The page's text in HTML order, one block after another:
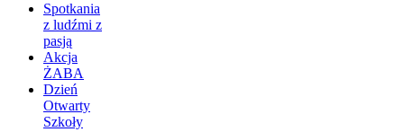
Spotkania
z ludźmi z
pasją
Akcja
ŻABA
Dzień
Otwarty
Szkoły